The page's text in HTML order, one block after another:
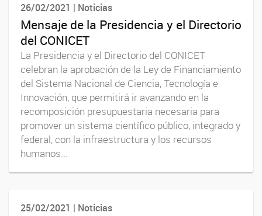
26/02/2021 | Noticias
Mensaje de la Presidencia y el Directorio
del CONICET
La Presidencia y el Directorio del CONICET
celebran la aprobación de la Ley de Financiamiento
del Sistema Nacional de Ciencia, Tecnología e
Innovación, que permitirá ir avanzando en la
recomposición presupuestaria necesaria para
promover un sistema científico público, integrado y
federal, con la infraestructura y los recursos
humanos...
25/02/2021 | Noticias